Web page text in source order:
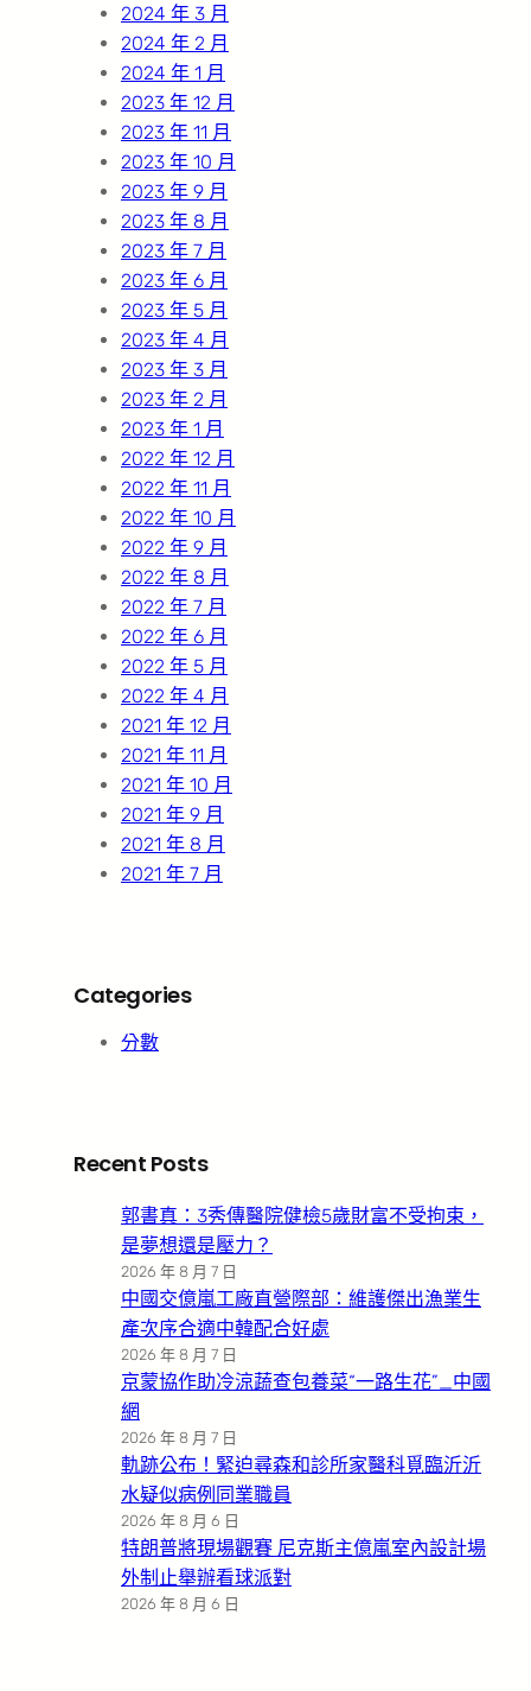
2024 年 3 月
2024 年 2 月
2024 年 1 月
2023 年 12 月
2023 年 11 月
2023 年 10 月
2023 年 9 月
2023 年 8 月
2023 年 7 月
2023 年 6 月
2023 年 5 月
2023 年 4 月
2023 年 3 月
2023 年 2 月
2023 年 1 月
2022 年 12 月
2022 年 11 月
2022 年 10 月
2022 年 9 月
2022 年 8 月
2022 年 7 月
2022 年 6 月
2022 年 5 月
2022 年 4 月
2021 年 12 月
2021 年 11 月
2021 年 10 月
2021 年 9 月
2021 年 8 月
2021 年 7 月
Categories
分數
Recent Posts
郭書真：3秀傳醫院健檢5歲財富不受拘束，
是夢想還是壓力？
2026 年 8 月 7 日
中國交億嵐工廠直營際部：維護傑出漁業生
產次序合適中韓配合好處
2026 年 8 月 7 日
京蒙協作助冷涼蔬查包養菜“一路生花”_中國
網
2026 年 8 月 7 日
軌跡公布！緊迫尋森和診所家醫科覓臨沂沂
水疑似病例同業職員
2026 年 8 月 6 日
特朗普將現場觀賽 尼克斯主億嵐室內設計場
外制止舉辦看球派對
2026 年 8 月 6 日